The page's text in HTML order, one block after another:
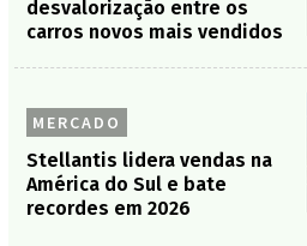
desvalorização entre os
carros novos mais vendidos
MERCADO
Stellantis lidera vendas na
América do Sul e bate
recordes em 2026